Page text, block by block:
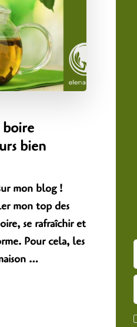
boire
bien
mon blog !
mon top des
se rafraîchir et
Pour cela, les
…